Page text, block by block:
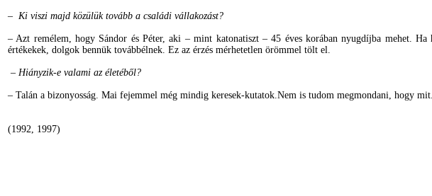
– Ki viszi majd közülük tovább a családi vállakozást?
– Azt remélem, hogy Sándor és Péter, aki – mint katonatiszt – 45 éves korában nyugdíjba mehet.
értékekek, dolgok bennük továbbélnek. Ez az érzés mérhetetlen örömmel tölt el.
– Hiányzik-e valami az életéből?
– Talán a bizonyosság. Mai fejemmel még mindig keresek-kutatok.Nem is tudom megmondani, hogy
(1992, 1997)